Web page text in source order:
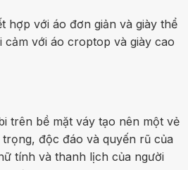
hợp với áo đơn giản và giày thể
với áo croptop và giày cao
trên bề mặt váy tạo nên một vẻ
độc đáo và quyến rũ của
tính và thanh lịch của người